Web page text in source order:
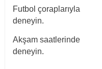
Futbol çoraplarıyla
deneyin.
Akşam saatlerinde
deneyin.